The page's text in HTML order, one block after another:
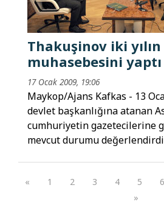
Thakuşinov iki yılın
muhasebesini yaptı
17 Ocak 2009, 19:06
Maykop/Ajans Kafkas - 13
devlet başkanlığına atanan
cumhuriyetin gazetecilerine
mevcut durumu
« 1 2 3 4 5 6
»